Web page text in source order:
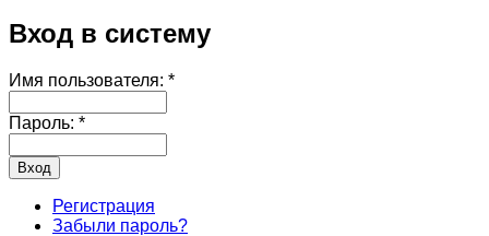
Вход в систему
Имя пользователя: *
Пароль: *
Регистрация
Забыли пароль?